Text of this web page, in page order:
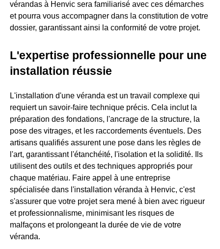
vérandas à Henvic sera familiarisé avec ces démarches
et pourra vous accompagner dans la constitution de votre
dossier, garantissant ainsi la conformité de votre projet.
L'expertise professionnelle pour une
installation réussie
L'installation d'une véranda est un travail complexe qui
requiert un savoir-faire technique précis. Cela inclut la
préparation des fondations, l'ancrage de la structure, la
pose des vitrages, et les raccordements éventuels. Des
artisans qualifiés assurent une pose dans les règles de
l'art, garantissant l'étanchéité, l'isolation et la solidité. Ils
utilisent des outils et des techniques appropriés pour
chaque matériau. Faire appel à une entreprise
spécialisée dans l'installation véranda à Henvic, c'est
s'assurer que votre projet sera mené à bien avec rigueur
et professionnalisme, minimisant les risques de
malfaçons et prolongeant la durée de vie de votre
véranda.